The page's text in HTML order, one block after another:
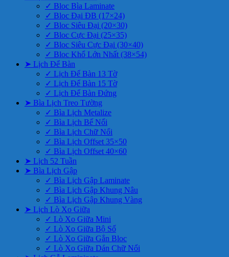
✓ Bloc Bìa Laminate
✓ Bloc Đại ĐB (17×24)
✓ Bloc Siêu Đại (20×30)
✓ Bloc Cực Đại (25×35)
✓ Bloc Siêu Cực Đại (30×40)
✓ Bloc Khổ Lớn Nhất (38×54)
➤ Lịch Để Bàn
✓ Lịch Để Bàn 13 Tờ
✓ Lịch Để Bàn 15 Tờ
✓ Lịch Để Bàn Đứng
➤ Bìa Lịch Treo Tường
✓ Bìa Lịch Metalize
✓ Bìa Lịch Bế Nổi
✓ Bìa Lịch Chữ Nổi
✓ Bìa Lịch Offset 35×50
✓ Bìa Lịch Offset 40×60
➤ Lịch 52 Tuần
➤ Bìa Lịch Gập
✓ Bìa Lịch Gập Laminate
✓ Bìa Lịch Gập Khung Nâu
✓ Bìa Lịch Gập Khung Vàng
➤ Lịch Lò Xo Giữa
✓ Lò Xo Giữa Mini
✓ Lò Xo Giữa Bộ Số
✓ Lò Xo Giữa Gắn Bloc
✓ Lò Xo Giữa Dán Chữ Nổi